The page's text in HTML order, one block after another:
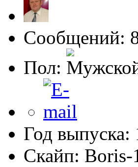
Сообщений:
Пол:
Год выпуска:
Скайп: Boris-